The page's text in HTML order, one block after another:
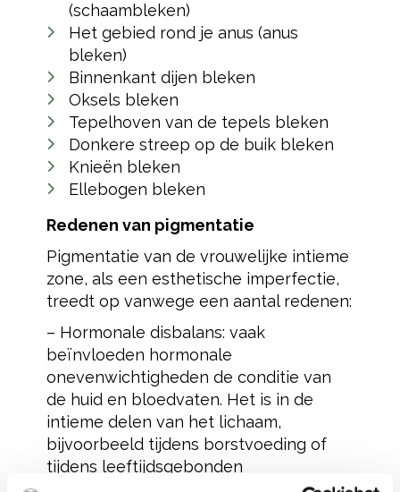
(schaambleken)
Het gebied rond je anus (anus
bleken)
Binnenkant dijen bleken
Oksels bleken
Tepelhoven van de tepels bleken
Donkere streep op de buik bleken
Knieën bleken
Ellebogen bleken
Redenen van pigmentatie
Pigmentatie van de vrouwelijke intieme
zone, als een esthetische imperfectie,
treedt op vanwege een aantal redenen:
– Hormonale disbalans: vaak
beïnvloeden hormonale
onevenwichtigheden de conditie van
de huid en bloedvaten. Het is in de
intieme delen van het lichaam,
bijvoorbeeld tijdens borstvoeding of
tijdens leeftijdsgebonden